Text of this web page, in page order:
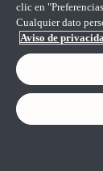
clic en
Cualquier dato
Aviso de